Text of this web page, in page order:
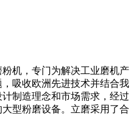
机，专门为解决工业磨机产
吸收欧洲先进技术并结合我
制造理念和市场需求，经过
型粉磨设备。立磨采用了合